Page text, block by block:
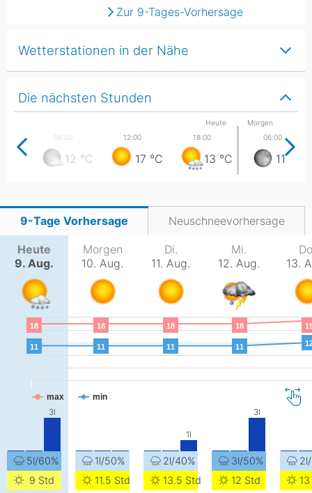
Zur 9-Tages-Vorhersage
Die nächsten Stunden
12 °C 17 °C 13 °C
Heute Morgen
11
9-Tage Vorhersage Neuschneevorhersage
Heute
9. Aug.
5l/60%
9 Std
Morgen
10. Aug.
1l/50%
11.5 Std
Di.
11. Aug.
2l/40%
13.5 Std
Mi.
12. Aug.
3l/50%
12 Std
13.
18 18 18 18
11 11 11 11
max min
Wetterstationen in der Nähe